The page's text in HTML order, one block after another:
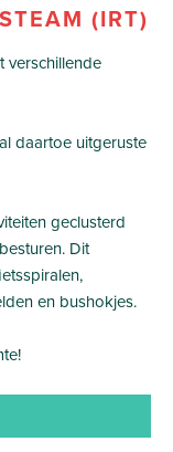
(IRT)
verschillende
daartoe uitgeruste
geclusterd
Dit
en bushokjes.